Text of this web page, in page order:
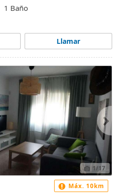
1 Baño
Llamar
1/17
Máx. 10km